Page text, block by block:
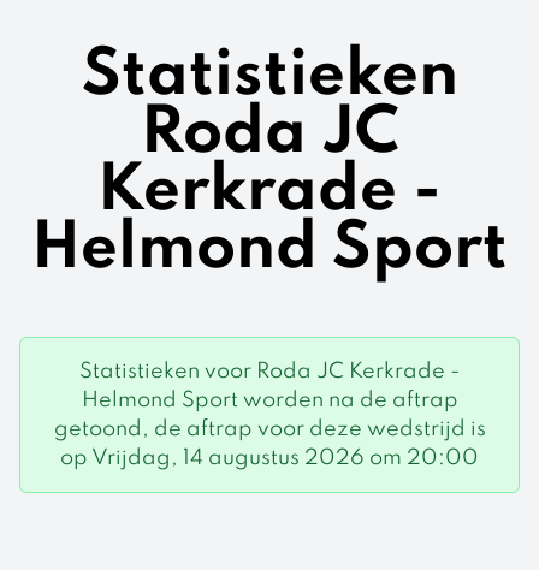
Statistieken
Roda JC
Kerkrade -
Helmond Sport
Statistieken voor Roda JC Kerkrade -
Helmond Sport worden na de aftrap
getoond, de aftrap voor deze wedstrijd is
op Vrijdag, 14 augustus 2026 om 20:00